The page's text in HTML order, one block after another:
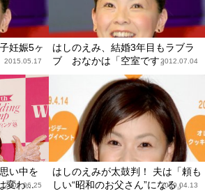
妊娠5ヶ
2015.05.17
はしのえみ、結婚3年目もラブラ
ブ おなかは「空室です」2012.07.04
い中を
変わ...
2009.06.25
はしのえみが太鼓判！ 夫は「頼も
しい“昭和のお父さん”になる」
2009.04.13